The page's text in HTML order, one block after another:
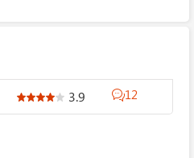
3.9 12